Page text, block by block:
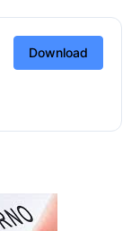
Download